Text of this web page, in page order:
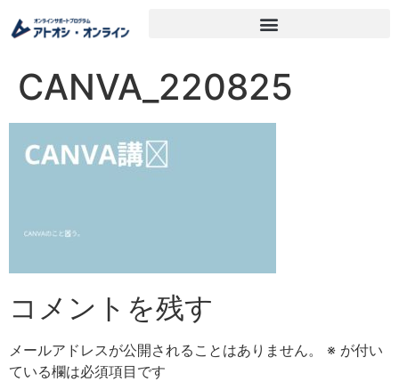
CANVA_220825
コメントを残す
メールアドレスが公開されることはありません。 ※ が付い
ている欄は必須項目です